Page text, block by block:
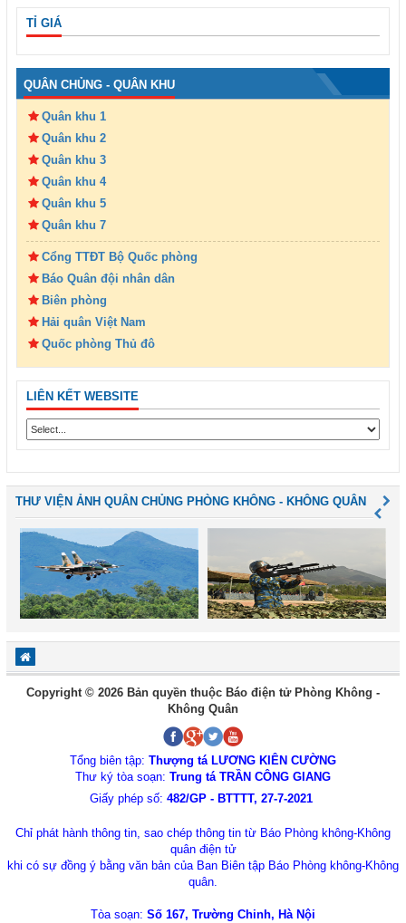
TỈ GIÁ
QUÂN CHỦNG - QUÂN KHU
Quân khu 1
Quân khu 2
Quân khu 3
Quân khu 4
Quân khu 5
Quân khu 7
Cổng TTĐT Bộ Quốc phòng
Báo Quân đội nhân dân
Biên phòng
Hải quân Việt Nam
Quốc phòng Thủ đô
LIÊN KẾT WEBSITE
THƯ VIỆN ẢNH QUÂN CHỦNG PHÒNG KHÔNG - KHÔNG QUÂN
Copyright © 2026 Bản quyền thuộc Báo điện tử Phòng Không -
Không Quân
Tổng biên tập: Thượng tá LƯƠNG KIÊN CƯỜNG
Thư ký tòa soạn: Trung tá TRẦN CÔNG GIANG
Giấy phép số: 482/GP - BTTTT, 27-7-2021
Chỉ phát hành thông tin, sao chép thông tin từ Báo Phòng không-Không
quân điện tử
khi có sự đồng ý bằng văn bản của Ban Biên tập Báo Phòng không-Không
quân.
Tòa soạn: Số 167, Trường Chinh, Hà Nội